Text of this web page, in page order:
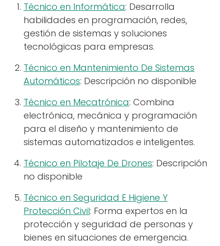
Técnico en Informática: Desarrolla
habilidades en programación, redes,
gestión de sistemas y soluciones
tecnológicas para empresas.
Técnico en Mantenimiento De Sistemas
Automáticos: Descripción no disponible
Técnico en Mecatrónica: Combina
electrónica, mecánica y programación
para el diseño y mantenimiento de
sistemas automatizados e inteligentes.
Técnico en Pilotaje De Drones: Descripción
no disponible
Técnico en Seguridad E Higiene Y
Protección Civil: Forma expertos en la
protección y seguridad de personas y
bienes en situaciones de emergencia.